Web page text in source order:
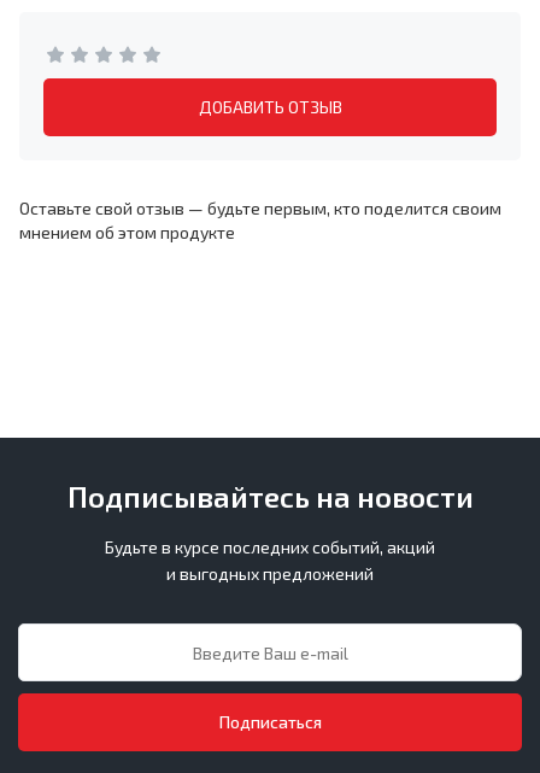
ДОБАВИТЬ ОТЗЫВ
Оставьте свой отзыв — будьте первым, кто поделится своим
мнением об этом продукте
Подписывайтесь на новости
Будьте в курсе последних событий, акций
и выгодных предложений
Подписаться